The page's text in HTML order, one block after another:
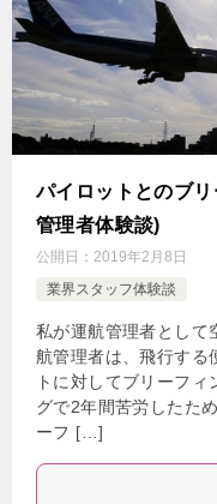
パイロットとのブ
管理者体験談)
公開日： 2019年2月8日
業界スタッフ体験談
私が運航管理者として
航管理者は、飛行する
トに対してブリーフ
グで2年間苦労したた
ーフ […]